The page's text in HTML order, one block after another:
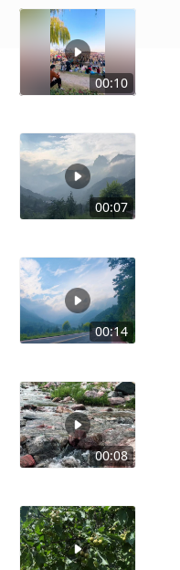
00:10
00:07
00:14
00:08